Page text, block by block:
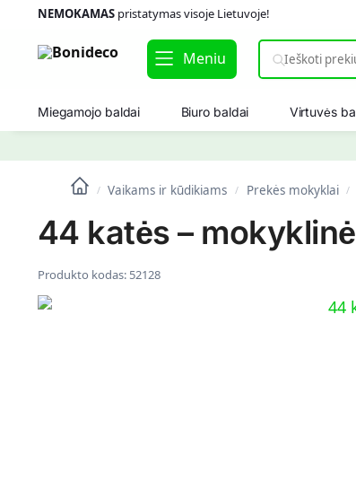
NEMOKAMASpristatymas visoje Lietuvoje!
Meniu
Miegamojo baldai Biuro baldai Virtuvės
/ Vaikams ir kūdikiams / Prekės mokyklai /
44 katės –
Produkto kodas: 52128